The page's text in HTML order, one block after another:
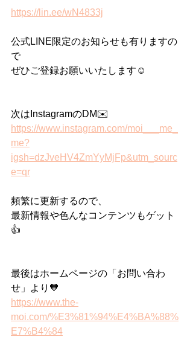
https://lin.ee/wN4833j
公式LINE限定のお知らせも有りますの
で
ぜひご登録お願いいたします☺️
次はInstagramのDM✉️
https://www.instagram.com/moi___me_
me?
igsh=dzJveHV4ZmYyMjFp&utm_sourc
e=qr
頻繁に更新するので、
最新情報や色んなコンテンツもゲット
👍
最後はホームページの「お問い合わ
せ」より🧡
https://www.the-
moi.com/%E3%81%94%E4%BA%88%
E7%B4%84